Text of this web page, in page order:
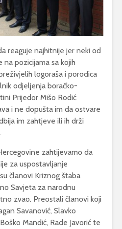
reaguje najhitnije jer neki od
na pozicijama sa kojih
logoraša i porodica
odjeljenja boračko-
Prijedor Mišo Rodić
i ne dopušta im da ostvare
im zahtjeve ili ih drži
zahtijevamo da
za uspostavljanje
članovi Kriznog štaba
Savjeta za narodnu
zvao. Preostali članovi koji
Savanović, Slavko
Mandić, Rade Javorić te